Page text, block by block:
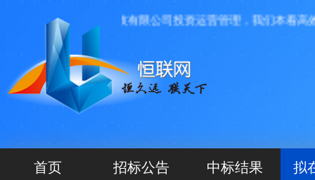
由河北源航网络科技有限公司投资运营管理，我们本着高效
首页 招标公告 中标结果 拟